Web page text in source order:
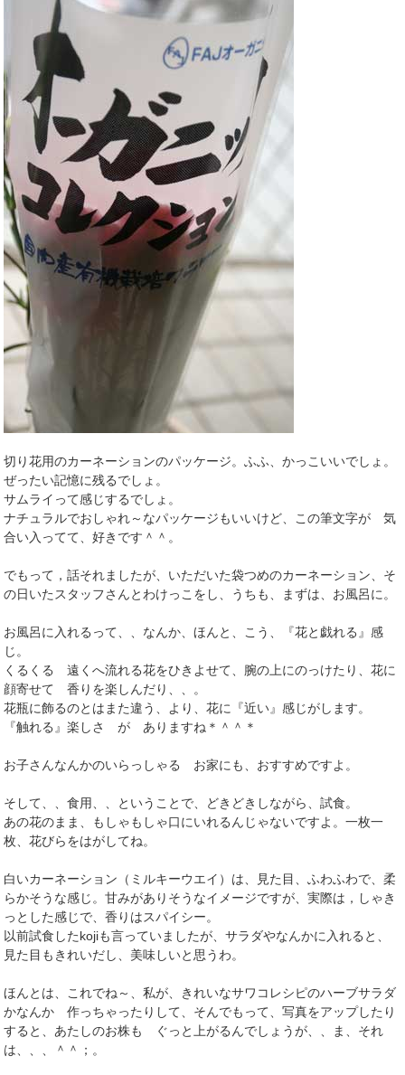
切り花用のカーネーションのパッケージ。ふふ、かっこいいでしょ。
ぜったい記憶に残るでしょ。
サムライって感じするでしょ。
ナチュラルでおしゃれ～なパッケージもいいけど、この筆文字が 気
合い入ってて、好きです＾＾。
でもって，話それましたが、いただいた袋つめのカーネーション、そ
の日いたスタッフさんとわけっこをし、うちも、まずは、お風呂に。
お風呂に入れるって、、なんか、ほんと、こう、『花と戯れる』感
じ。
くるくる 遠くへ流れる花をひきよせて、腕の上にのっけたり、花に
顔寄せて 香りを楽しんだり、、。
花瓶に飾るのとはまた違う、より、花に『近い』感じがします。
『触れる』楽しさ が ありますね＊＾＾＊
お子さんなんかのいらっしゃる お家にも、おすすめですよ。
そして、、食用、、ということで、どきどきしながら、試食。
あの花のまま、もしゃもしゃ口にいれるんじゃないですよ。一枚一
枚、花びらをはがしてね。
白いカーネーション（ミルキーウエイ）は、見た目、ふわふわで、柔
らかそうな感じ。甘みがありそうなイメージですが、実際は，しゃき
っとした感じで、香りはスパイシー。
以前試食したkojiも言っていましたが、サラダやなんかに入れると、
見た目もきれいだし、美味しいと思うわ。
ほんとは、これでね～、私が、きれいなサワコレシピのハーブサラダ
かなんか 作っちゃったりして、そんでもって、写真をアップしたり
すると、あたしのお株も ぐっと上がるんでしょうが、、ま、それ
は、、、＾＾；。